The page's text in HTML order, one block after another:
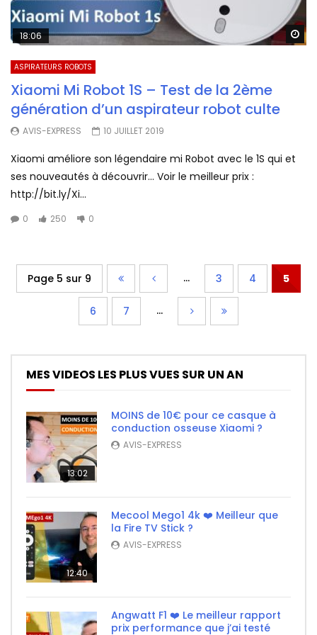
18:06
ASPIRATEURS ROBOTS
Xiaomi Mi Robot 1S – Test de la 2ème
génération d’un aspirateur robot culte
AVIS-EXPRESS 10 JUILLET 2019
Xiaomi améliore son légendaire mi Robot avec le 1S qui et
ses nouveautés à découvrir… Voir le meilleur prix :
http://bit.ly/Xi...
0 250 0
Page 5 sur 9 ... 3 4 5
6 7 ...
MES VIDEOS LES PLUS VUES SUR UN AN
13:02
MOINS de 10€ pour ce casque à
conduction osseuse Xiaomi ?
AVIS-EXPRESS
12:40
Mecool Mego1 4k ❤️ Meilleur que
la Fire TV Stick ?
AVIS-EXPRESS
Angwatt F1 ❤️ Le meilleur rapport
prix performance que j’ai testé